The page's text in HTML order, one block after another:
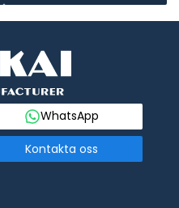
WhatsApp
Kontakta oss